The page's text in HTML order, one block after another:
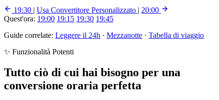
19:30 | Usa Convertitore Personalizzato | 20:00
Quest'ora: 19:00 19:15 19:30 19:45
Guide correlate: Leggere il 24h · Mezzanotte · Tabella di viaggio
✨ Funzionalità Potenti
Tutto ciò di cui hai bisogno per una
conversione oraria perfetta